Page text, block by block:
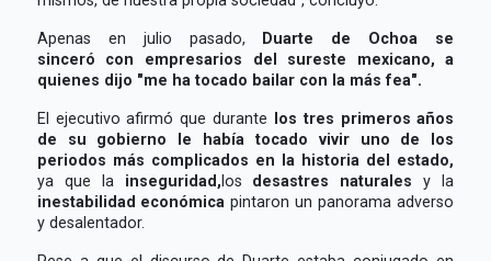
Apenas en julio pasado, Duarte de Ochoa se
sinceró con empresarios del sureste mexicano, a
quienes dijo "me ha tocado bailar con la más fea".
El ejecutivo afirmó que durante los tres primeros años
de su gobierno le había tocado vivir uno de los
periodos más complicados en la historia del estado,
ya que la inseguridad,los desastres naturalesy la
inestabilidad económica pintaron un panorama adverso
y desalentador.